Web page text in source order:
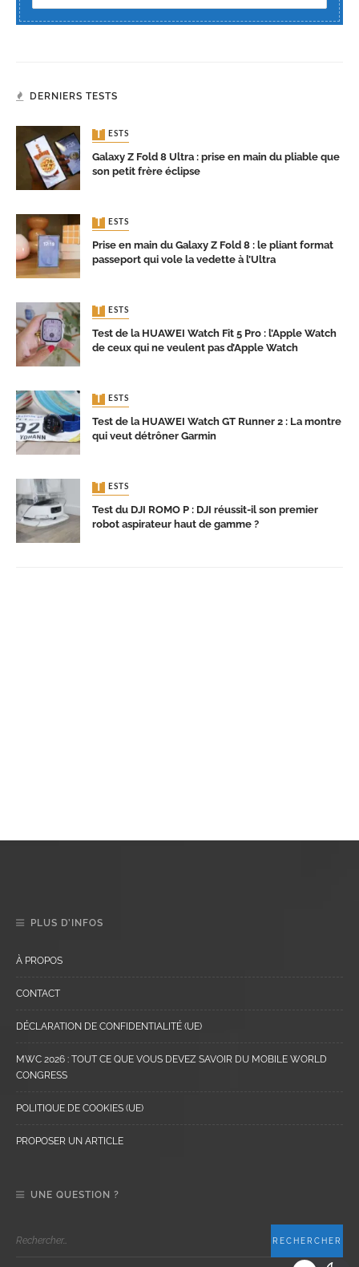
DERNIERS TESTS
TESTS
Galaxy Z Fold 8 Ultra : prise en main du pliable que
son petit frère éclipse
TESTS
Prise en main du Galaxy Z Fold 8 : le pliant format
passeport qui vole la vedette à l’Ultra
TESTS
Test de la HUAWEI Watch Fit 5 Pro : l’Apple Watch
de ceux qui ne veulent pas d’Apple Watch
TESTS
Test de la HUAWEI Watch GT Runner 2 : La montre
qui veut détrôner Garmin
TESTS
Test du DJI ROMO P : DJI réussit-il son premier
robot aspirateur haut de gamme ?
PLUS D’INFOS
À PROPOS
CONTACT
DÉCLARATION DE CONFIDENTIALITÉ (UE)
MWC 2026 : TOUT CE QUE VOUS DEVEZ SAVOIR DU MOBILE WORLD
CONGRESS
POLITIQUE DE COOKIES (UE)
PROPOSER UN ARTICLE
UNE QUESTION ?